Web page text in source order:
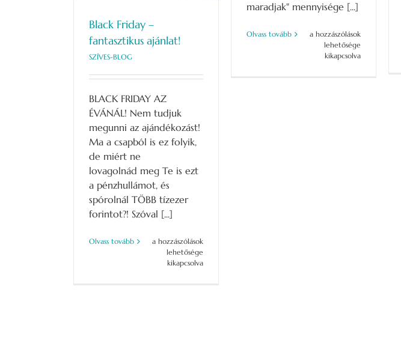
maradjak" mennyisége [...]
Olvass tovább
Jöjjön
a hozzászólások
lehetősége
kikapcsolva
Black Friday –
fantasztikus ajánlat!
SZÍVES-BLOG
BLACK FRIDAY AZ
ÉVÁNÁL! Nem tudjuk
megunni az ajándékozást!
Ma a csapból is ez folyik,
de miért ne
lovagolnád meg Te is ezt
a pénzhullámot, és
spórolnál TÖBB tízezer
forintot?! Szóval [...]
Olvass tovább
Black
Friday
a hozzászólások
lehetősége
kikapcsolva